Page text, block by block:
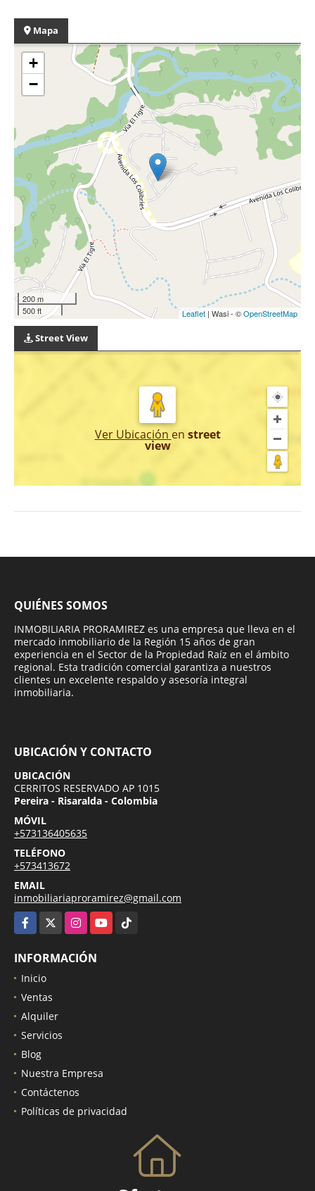
Mapa
+
−
200 m
500 ft
Leaflet | Wasi - ©OpenStreetMap
Street View
Ver Ubicación en street
view
QUIÉNES SOMOS
INMOBILIARIA PRORAMIREZ es una empresa que lleva en el
mercado inmobiliario de la Región 15 años de gran
experiencia en el Sector de la Propiedad Raíz en el ámbito
regional. Esta tradición comercial garantiza a nuestros
clientes un excelente respaldo y asesoría integral
inmobiliaria.
UBICACIÓN Y CONTACTO
UBICACIÓN
CERRITOS RESERVADO AP 1015
Pereira - Risaralda - Colombia
MÓVIL
+573136405635
TELÉFONO
+573413672
EMAIL
inmobiliariaproramirez@gmail.com
Facebook
InstagramYouTubeTikTok
INFORMACIÓN
Inicio
Ventas
Alquiler
Servicios
Blog
Nuestra Empresa
Contáctenos
Políticas de privacidad